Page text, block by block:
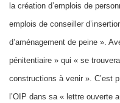
la création d’emplois de
emplois de conseiller
d’aménagement de peine ».
pénitentiaire » qui « se
constructions à venir ». C’est
l’OIP dans sa « lettre ouverte